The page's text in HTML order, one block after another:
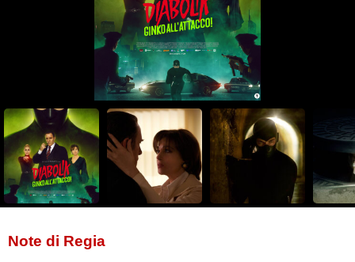
Note di Regia